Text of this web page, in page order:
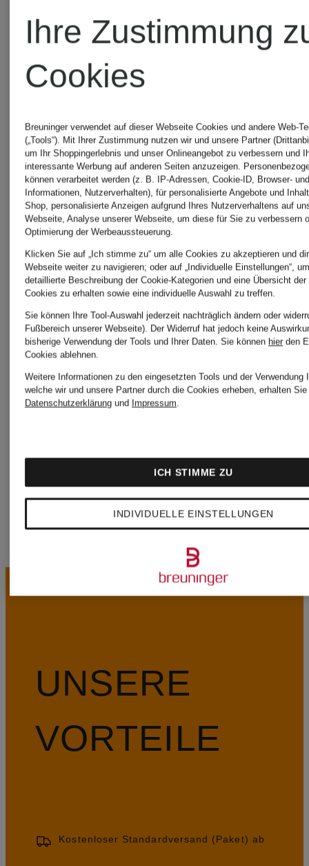
Hugo
JOOP!
KARL
LAGERFELD
LACOSTE
Levi's®
MAMMUT
ISLAND
THE
NORTH
FACE
TOMMY
UNSERE
VORTEILE
Kostenloser Standardversand (Paket) ab
Ihre Zustimmung
Cookies
Breuninger verwendet auf dieser Webseite Cookies und andere Web-
(„Tools“). Mit Ihrer Zustimmung nutzen wir und unsere Partner
um Ihr Shoppingerlebnis und unser Onlineangebot zu verbessern und
interessante Werbung auf anderen Seiten anzuzeigen.
können verarbeitet werden (z. B. IP-Adressen, Cookie-ID, Browser-
Informationen, Nutzerverhalten), für personalisierte Angebote und
Shop, personalisierte Anzeigen aufgrund Ihres Nutzerverhaltens auf
Webseite, Analyse unserer Webseite, um diese für Sie zu verbessern
Optimierung der Werbeaussteuerung.
Klicken Sie auf „Ich stimme zu“ um alle Cookies zu akzeptieren und
Webseite weiter zu navigieren; oder auf „Individuelle Einstellungen“,
detaillierte Beschreibung der Cookie-Kategorien und eine Übersicht
Cookies zu erhalten sowie eine individuelle Auswahl zu treffen.
Sie können Ihre Tool-Auswahl jederzeit nachträglich ändern oder
Fußbereich unserer Webseite). Der Widerruf hat jedoch keine
bisherige Verwendung der Tools und Ihrer Daten. Sie können hier den
Cookies ablehnen.
Weitere Informationen zu den eingesetzten Tools und der Verwendung
welche wir und unsere Partner durch die Cookies erheben, erhalten
Datenschutzerklärung und Impressum.
INDIVIDUELLE EINSTELLUNGEN
ICH STIMME ZU